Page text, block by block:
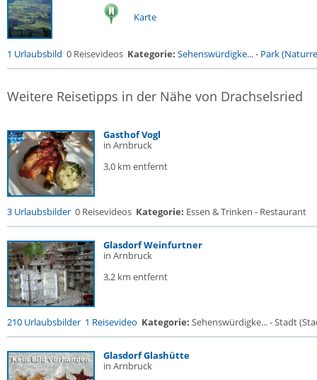
Karte
1 Urlaubsbild 0 Reisevideos Kategorie: Sehenswürdigke...- Park
Weitere Reisetipps in der Nähe von Drachselsried
Gasthof Vogl
in Arnbruck
3,0 km entfernt
3 Urlaubsbilder 0 Reisevideos Kategorie: Essen & Trinken - Restaurant
Glasdorf Weinfurtner
in Arnbruck
3,2 km entfernt
210 Urlaubsbilder 1 Reisevideo Kategorie: Sehenswürdigke... - Stadt
Glasdorf Glashütte
in Arnbruck